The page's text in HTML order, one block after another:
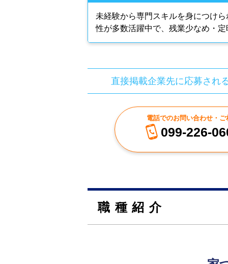
未経験から専門スキルを身につけ
性が多数活躍中で、残業少なめ・
直接掲載企業先に応募され
電話でのお問い合わせ・ご
099-226-
職種紹介